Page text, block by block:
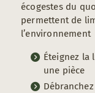
écogestes du
permettent de
l’environnement
Éteignez la
une pièce